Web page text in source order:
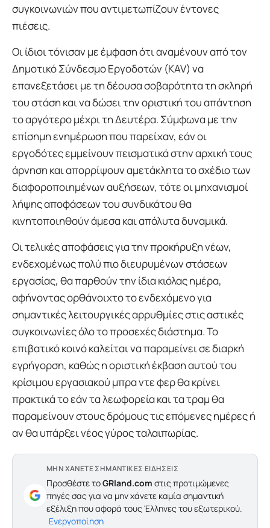
συγκοινωνιών που αντιμετωπίζουν έντονες
πιέσεις.
Οι ίδιοι τόνισαν με έμφαση ότι αναμένουν από τον
Δημοτικό Σύνδεσμο Εργοδοτών (KAV) να
επανεξετάσει με τη δέουσα σοβαρότητα τη σκληρή
του στάση και να δώσει την οριστική του απάντηση
το αργότερο μέχρι τη Δευτέρα. Σύμφωνα με την
επίσημη ενημέρωση που παρείχαν, εάν οι
εργοδότες εμμείνουν πεισματικά στην αρχική τους
άρνηση και απορρίψουν αμετάκλητα το σχέδιο των
διαφοροποιημένων αυξήσεων, τότε οι μηχανισμοί
λήψης αποφάσεων του συνδικάτου θα
κινητοποιηθούν άμεσα και απόλυτα δυναμικά.
Οι τελικές αποφάσεις για την προκήρυξη νέων,
ενδεχομένως πολύ πιο διευρυμένων στάσεων
εργασίας, θα παρθούν την ίδια κιόλας ημέρα,
αφήνοντας ορθάνοιχτο το ενδεχόμενο για
σημαντικές λειτουργικές αρρυθμίες στις αστικές
συγκοινωνίες όλο το προσεχές διάστημα. Το
επιβατικό κοινό καλείται να παραμείνει σε διαρκή
εγρήγορση, καθώς η οριστική έκβαση αυτού του
κρίσιμου εργασιακού μπρα ντε φερ θα κρίνει
πρακτικά το εάν τα λεωφορεία και τα τραμ θα
παραμείνουν στους δρόμους τις επόμενες ημέρες ή
αν θα υπάρξει νέος γύρος ταλαιπωρίας.
ΜΗΝ ΧΑΝΕΤΕ ΣΗΜΑΝΤΙΚΕΣ ΕΙΔΗΣΕΙΣ
Προσθέστε τοGRland.com στις προτιμώμενες
πηγές σας για να μην χάνετε καμία σημαντική
εξέλιξη που αφορά τους Έλληνες του εξωτερικού.
Ενεργοποίηση